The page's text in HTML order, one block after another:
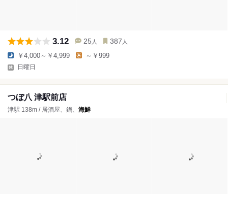
3.12 25 人 387 人
￥4,000～￥4,999 ～￥999
日曜日
つぼ八 津駅前店
津駅 138m / 居酒屋、鍋、 海鮮